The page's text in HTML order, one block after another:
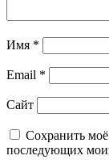
Имя *
Email *
Сайт
Сохранить моё
последующих